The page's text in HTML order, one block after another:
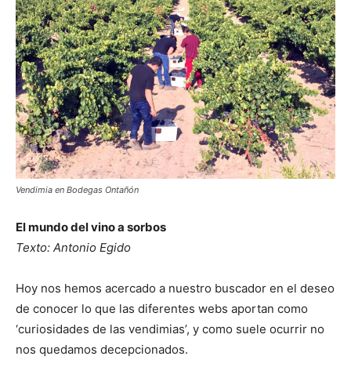
Vendimia en Bodegas Ontañón
El mundo del vino a sorbos
Texto: Antonio Egido
Hoy nos hemos acercado a nuestro buscador en el deseo
de conocer lo que las diferentes webs aportan como
‘curiosidades de las vendimias’, y como suele ocurrir no
nos quedamos decepcionados.